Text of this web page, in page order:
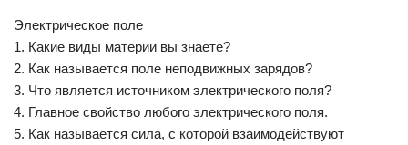
Электрическое поле
1. Какие виды материи вы знаете?
2. Как называется поле неподвижных зарядов?
3. Что является источником электрического поля?
4. Главное свойство любого электрического поля.
5. Как называется сила, с которой взаимодействуют